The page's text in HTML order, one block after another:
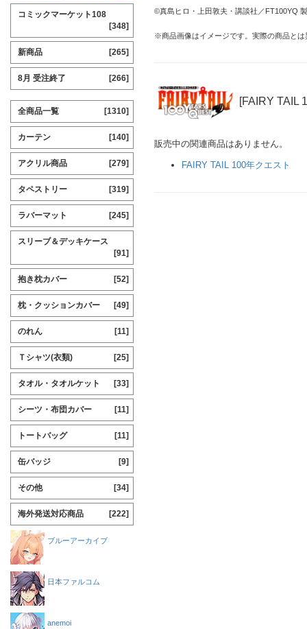
©真島ヒロ・上田敦夫・講談社／FT100YQ
※商品画像はイメージです。実際の商品と
[FAIRY TAIL
販売中の関連商品はありません。
FAIRY TAIL 100年クエスト
コミックマーケット108
[348]
新商品 [265]
8月 受注終了 [266]
全商品一覧 [1310]
カーテン [140]
アクリル商品 [279]
タペストリー [319]
ラバーマット [245]
スリーブ＆デッキケース
[91]
抱き枕カバー [52]
枕・クッションカバー [49]
のれん [11]
Ｔシャツ(衣類) [25]
タオル・タオルケット [33]
シーツ・布団カバー [11]
トートバッグ [11]
缶バッジ [9]
その他 [34]
海外発送対応商品 [222]
ブルーアーカイブ
日本ファルコム
anemoi